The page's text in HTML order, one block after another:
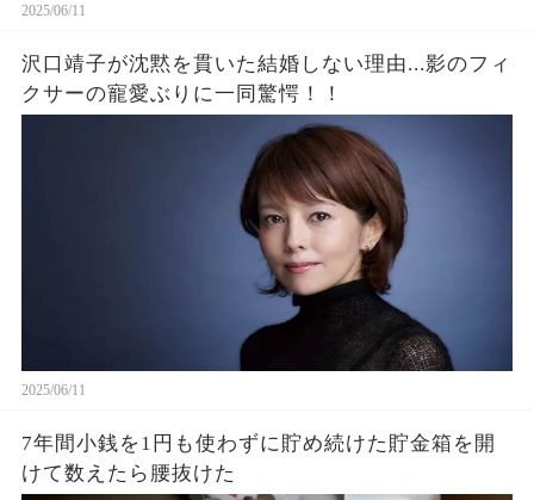
2025/06/11
沢口靖子が沈黙を貫いた結婚しない理由...影のフィ
クサーの寵愛ぶりに一同驚愕！！
2025/06/11
7年間小銭を1円も使わずに貯め続けた貯金箱を開
けて数えたら腰抜けた